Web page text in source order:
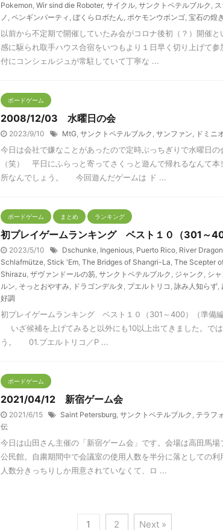
Pokemon, Wir sind die Roboter, サイクル, サンクトペテルブルク ,
ノ , ペンギンパーティ , ぼくらロボたん, ポケモンウボンゴ, 宝石の煌き
以前から不定期で開催していたみ会がコロナ後初（？）開催
感に駆られ取手ハウス合宿をいつもより１日早く切り上げて
付にコンシェルジュが常駐していて丁寧な ...
ボードゲーム
2008/12/03 水曜日の会
2023/9/10 MtG, サンクトペテルブルク , サンファン, ドミニ
今日は会社で嫌なことがあったので定時ぶっちぎりで水曜日の
（笑） 平日にふらっと寄ってさくっと遊んで帰れるなんて
所なんでしょう。 今回遊んだゲームは ド ...
ボードゲーム まとめ ランキング
初プレイゲームランキング ベスト１０（301～
2023/5/10 Dschunke, Ingenious, Puerto Rico, River
Schlafmütze, Stick 'Em, The Bridges of Shangri-La, The Scepter
Shirazu, ザヴァンドールの笏, サンクトペテルブルク , ジャンク , シ
ルン, そっとおやすみ, ドラゴンデルタ , プエルトリコ , 詠み人知らず,
好調
初プレイゲームランキング ベスト１０（301～400）（準備編
いざ候補を上げてみると以外にも10以上出てきました。で
う。 01.プエルトリコ／P ...
ボードゲーム
2021/04/12 新宿ゲーム会
2021/6/15 Saint Petersburg, サンクトペテルブルク , テラフ
伝
今日は山田さん主催の「新宿ゲーム会」です。会場は高田馬
公民館。自粛期間中で会議室の使用人数を半分に落としての
人数分きっちりしか用意されていなくて、ロ ...
1 2 Next »